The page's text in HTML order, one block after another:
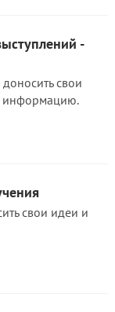
-
свои
информацию.
свои идеи и